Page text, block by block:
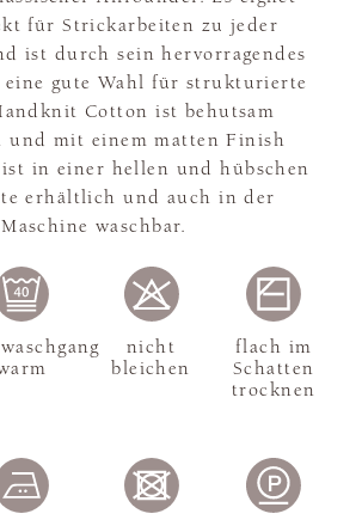
für Strickarbeiten zu jeder
ist durch sein hervorragendes
eine gute Wahl für strukturierte
Cotton ist behutsam
und mit einem matten Finish
ist in einer hellen und hübschen
erhältlich und auch in der
Maschine waschbar.
nicht
bleichen
flach im
Schatten
trocknen